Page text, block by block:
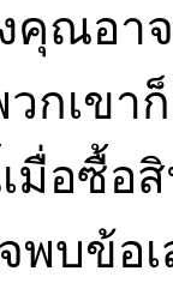
ณอา
กเข
มื่อซื้อ
พบข้